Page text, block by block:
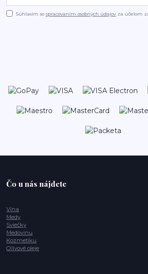
Súhlasím sospracovaním osobných údajov za účelom
Čo u nás nájdete
Vína
Medy
Sviečky
Medovinu
Kozmetiku
Olivové oleje